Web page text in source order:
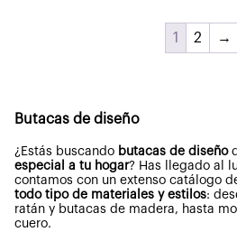
1 2 →
Butacas de diseño
¿Estás buscando butacas de diseño
especial a tu hogar? Has llegado al
contamos con un extenso catálogo
todo tipo de materiales y estilos:
ratán y butacas de madera, hasta
cuero.